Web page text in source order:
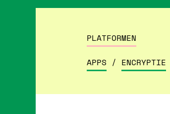
PLATFORMEN
APPS / ENCRYPTIE